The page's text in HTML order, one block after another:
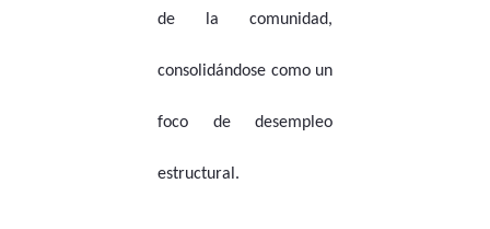
de la comunidad,
consolidándose como un
foco de desempleo
estructural.